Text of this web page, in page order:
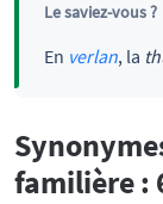
Le saviez-vous ?
En verlan, la
familière :